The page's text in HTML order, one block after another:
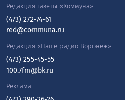
Редакция газеты «Коммуна»
(473) 272-74-61
red@communa.ru
Редакция «Наше радио Воронеж»
(473) 255-45-55
100.7fm@bk.ru
Реклама